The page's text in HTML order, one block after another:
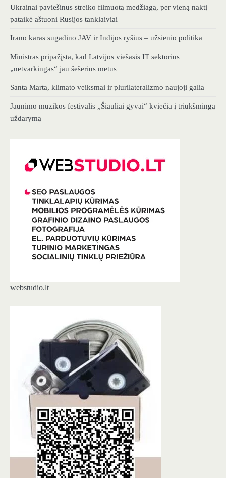
Ukrainai paviešinus streiko filmuotą medžiagą, per vieną naktį
pataikė aštuoni Rusijos tanklaiviai
Irano karas sugadino JAV ir Indijos ryšius – užsienio politika
Ministras pripažįsta, kad Latvijos viešasis IT sektorius
„netvarkingas“ jau šešerius metus
Santa Marta, klimato veiksmai ir plurilateralizmo naujoji galia
Jaunimo muzikos festivalis „Šiauliai gyvai“ kviečia į triukšmingą
uždarymą
webstudio.lt